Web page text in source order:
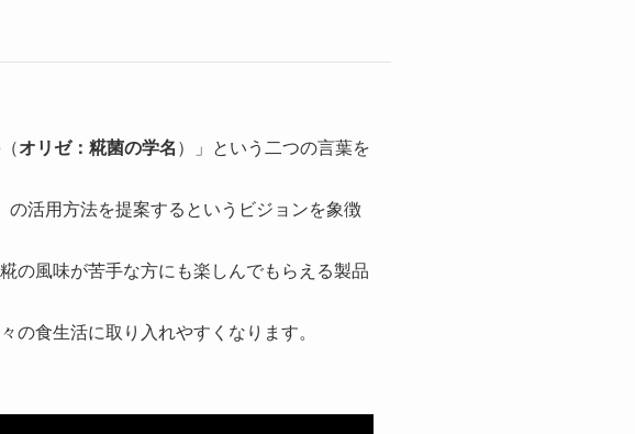
オリゼ：糀菌の学名 ）」という二つの言葉を
活用方法を提案するというビジョンを象徴
の風味が苦手な方にも楽しんでもらえる製品
の食生活に取り入れやすくなります。